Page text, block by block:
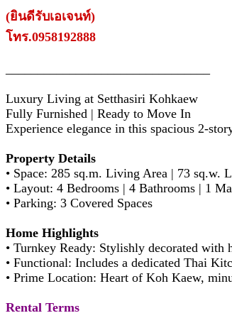
(ยินดีรับเอเจนท์)
โทร.0958192888
Luxury Living at Setthasiri Kohkaew
Fully Furnished | Ready to Move In
Experience elegance in this spacious 2-
Property Details
• Space: 285 sq.m. Living Area | 73 sq.w.
• Layout: 4 Bedrooms | 4 Bathrooms | 1
• Parking: 3 Covered Spaces
Home Highlights
• Turnkey Ready: Stylishly decorated
• Functional: Includes a dedicated Thai
• Prime Location: Heart of Koh Kaew,
Rental Terms